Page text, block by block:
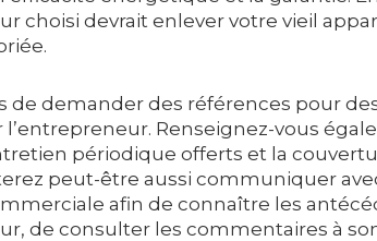
choisi devrait enlever votre vieil
de demander des références pour
l’entrepreneur. Renseignez-vous
périodique offerts et la
peut-être aussi communiquer
afin de connaître les
de consulter les commentaires à